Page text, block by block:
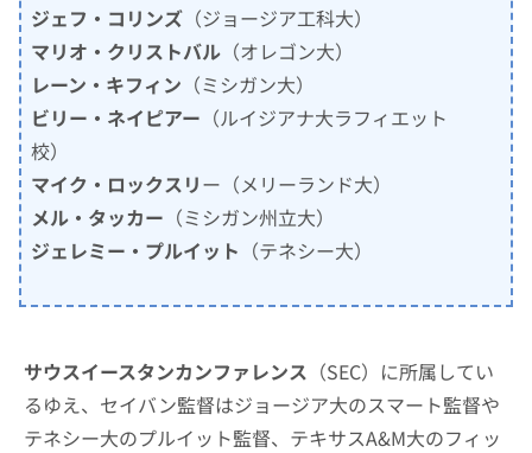
ジェフ・コリンズ （ジョージア工科大）
マリオ・クリストバル （オレゴン大）
レーン・キフィン （ミシガン大）
ビリー・ネイピアー （ルイジアナ大ラフィエット
校）
マイク・ロックスリー（メリーランド大）
メル・タッカー （ミシガン州立大）
ジェレミー・プルイット （テネシー大）
サウスイースタンカンファレンス （SEC）に所属してい
るゆえ、セイバン監督はジョージア大のスマート監督や
テネシー大のプルイット監督、テキサスA&M大のフィッ